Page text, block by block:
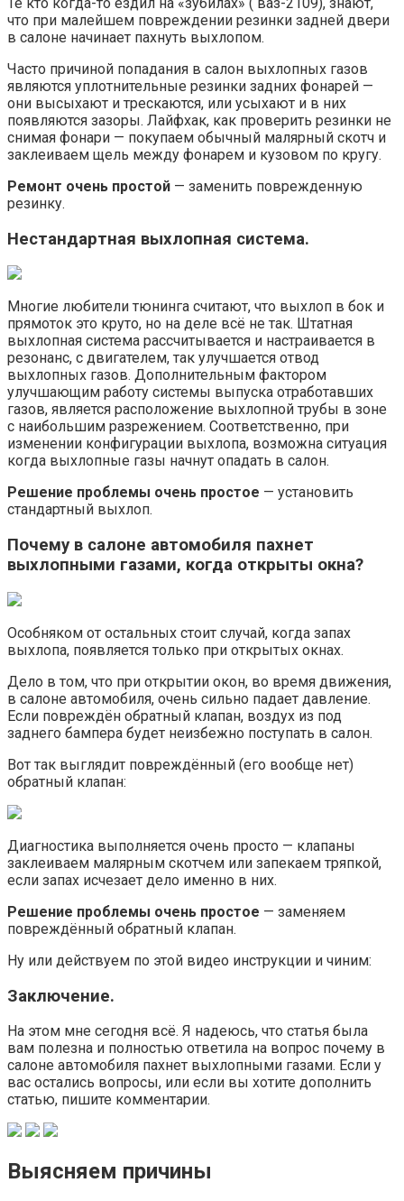
что при малейшем повреждении резинки задней двери
в салоне начинает пахнуть выхлопом.
Часто причиной попадания в салон выхлопных газов
являются уплотнительные резинки задних фонарей —
они высыхают и трескаются, или усыхают и в них
появляются зазоры. Лайфхак, как проверить резинки не
снимая фонари — покупаем обычный малярный скотч и
заклеиваем щель между фонарем и кузовом по кругу.
Ремонт очень простой — заменить поврежденную
резинку.
Нестандартная выхлопная система.
Многие любители тюнинга считают, что выхлоп в бок и
прямоток это круто, но на деле всё не так. Штатная
выхлопная система рассчитывается и настраивается в
резонанс, с двигателем, так улучшается отвод
выхлопных газов. Дополнительным фактором
улучшающим работу системы выпуска отработавших
газов, является расположение выхлопной трубы в зоне
с наибольшим разрежением. Соответственно, при
изменении конфигурации выхлопа, возможна ситуация
когда выхлопные газы начнут опадать в салон.
Решение проблемы очень простое — установить
стандартный выхлоп.
Почему в салоне автомобиля пахнет
выхлопными газами, когда открыты окна?
Особняком от остальных стоит случай, когда запах
выхлопа, появляется только при открытых окнах.
Дело в том, что при открытии окон, во время движения,
в салоне автомобиля, очень сильно падает давление.
Если повреждён обратный клапан, воздух из под
заднего бампера будет неизбежно поступать в салон.
Вот так выглядит повреждённый (его вообще нет)
обратный клапан:
Диагностика выполняется очень просто — клапаны
заклеиваем малярным скотчем или запекаем тряпкой,
если запах исчезает дело именно в них.
Решение проблемы очень простое — заменяем
повреждённый обратный клапан.
Ну или действуем по этой видео инструкции и чиним:
Заключение.
На этом мне сегодня всё. Я надеюсь, что статья была
вам полезна и полностью ответила на вопрос почему в
салоне автомобиля пахнет выхлопными газами. Если у
вас остались вопросы, или если вы хотите дополнить
статью, пишите комментарии.
Выясняем причины